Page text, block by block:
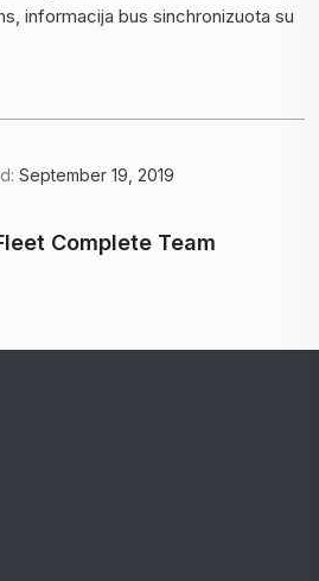
informacija bus sinchronizuota su
Complete Team
September 19, 2019